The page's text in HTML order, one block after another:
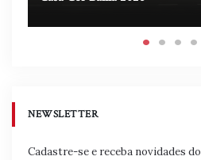
NEWSLETTER
Cadastre-se e receba novidades